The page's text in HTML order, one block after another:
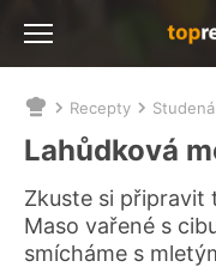
Nacházíte
se
zde:
Recepty
Lahůdková
Zkuste si připravit
Maso vařené s
smícháme s